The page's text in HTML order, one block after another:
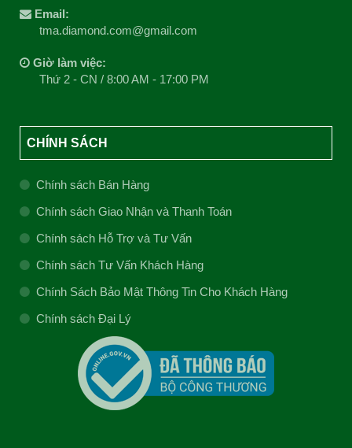
Email:
tma.diamond.com@gmail.com
Giờ làm việc:
Thứ 2 - CN / 8:00 AM - 17:00 PM
CHÍNH SÁCH
Chính sách Bán Hàng
Chính sách Giao Nhận và Thanh Toán
Chính sách Hỗ Trợ và Tư Vấn
Chính sách Tư Vấn Khách Hàng
Chính Sách Bảo Mật Thông Tin Cho Khách Hàng
Chính sách Đại Lý